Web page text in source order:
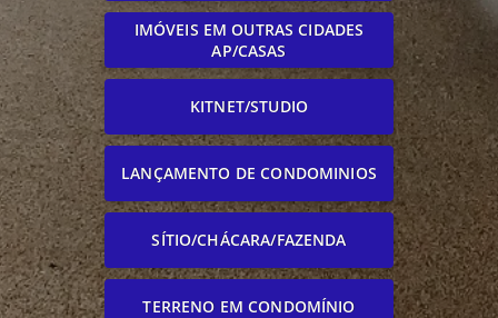
IMÓVEIS EM OUTRAS CIDADES
AP/CASAS
KITNET/STUDIO
LANÇAMENTO DE CONDOMINIOS
SÍTIO/CHÁCARA/FAZENDA
TERRENO EM CONDOMÍNIO